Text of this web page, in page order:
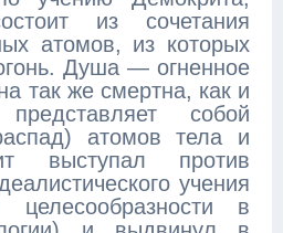
из сочетания
атомов, из которых
Душа — огненное
так же смертна, как и
собой
атомов тела и
выступал против
учения
целесообразности в